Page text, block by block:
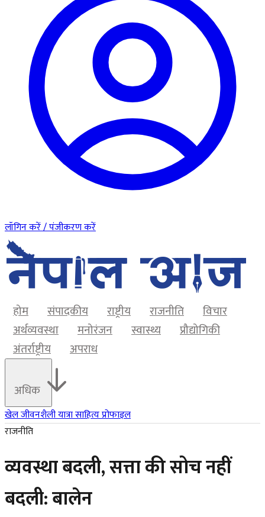
लॉगिन करें / पंजीकरण करें
होम संपादकीय राष्ट्रीय राजनीति
विचार
अर्थव्यवस्था
मनोरंजन स्वास्थ्य
प्रौद्योगिकी
अंतर्राष्ट्रीय
अपराध
अधिक
खेलजीवनशैलीयात्रासाहित्यप्रोफाइल
राजनीति
व्यवस्था बदली, सत्ता की सोच नहीं
बदली: बालेन